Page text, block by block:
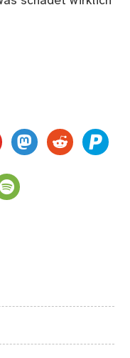
mastodon
reddit paypal